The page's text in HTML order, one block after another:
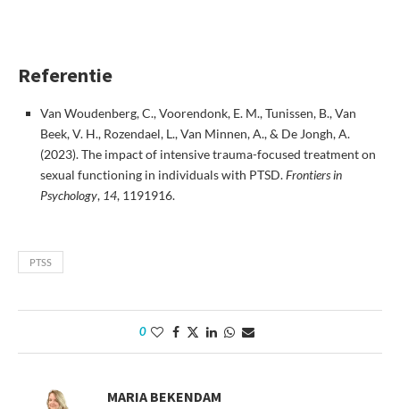
Referentie
Van Woudenberg, C., Voorendonk, E. M., Tunissen, B., Van
Beek, V. H., Rozendael, L., Van Minnen, A., & De Jongh, A.
(2023). The impact of intensive trauma-focused treatment on
sexual functioning in individuals with PTSD.Frontiers in
Psychology, 14, 1191916.
PTSS
0
MARIA BEKENDAM